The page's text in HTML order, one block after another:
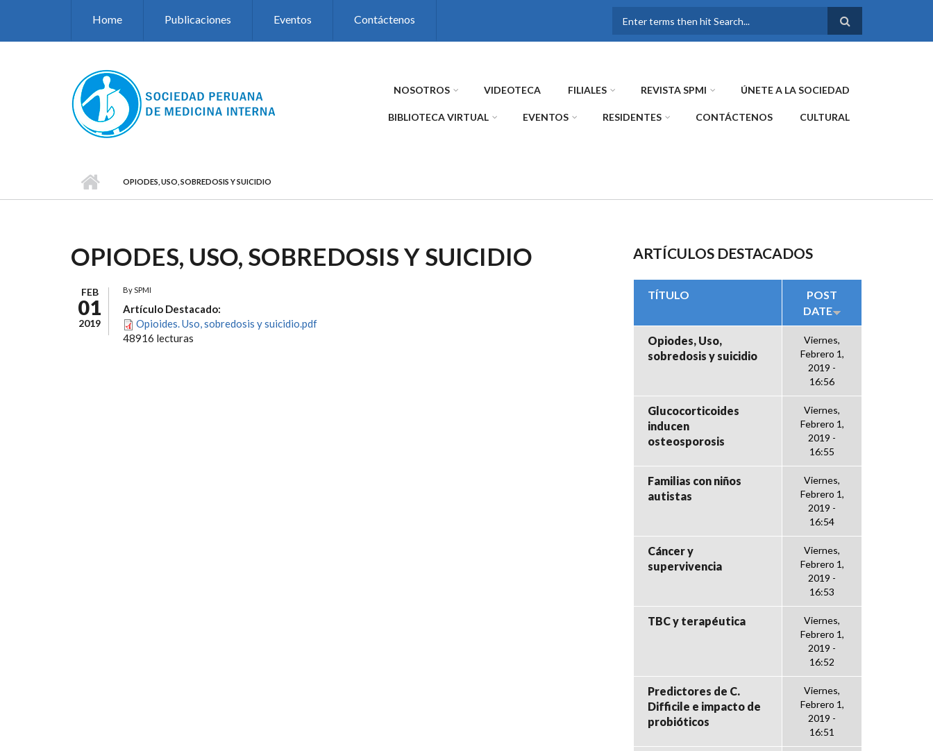
Home Publicaciones Eventos Contáctenos
FORMULARIO DE
NOSOTROS VIDEOTECA FILIALES REVISTA SPMI ÚNETE A LA SOCIEDAD
BIBLIOTECA VIRTUAL EVENTOS RESIDENTES CONTÁCTENOS CULTURAL
OPIODES, USO, SOBREDOSIS Y SUICIDIO
OPIODES, USO, SOBREDOSIS Y SUICIDIO
FEB
01
2019
BySPMI
Artículo Destacado:
Opioides. Uso, sobredosis y suicidio.pdf
48916 lecturas
ARTÍCULOS DESTACADOS
TÍTULO
POST
DATE
Opiodes, Uso,
sobredosis y suicidio
Viernes,
Febrero 1,
2019 -
16:56
Glucocorticoides
inducen
osteosporosis
Viernes,
Febrero 1,
2019 -
16:55
Familias con niños
autistas
Viernes,
Febrero 1,
2019 -
16:54
Cáncer y
supervivencia
Viernes,
Febrero 1,
2019 -
16:53
TBC y terapéutica
Viernes,
Febrero 1,
2019 -
16:52
Predictores de C.
Difficile e impacto de
probióticos
Viernes,
Febrero 1,
2019 -
16:51